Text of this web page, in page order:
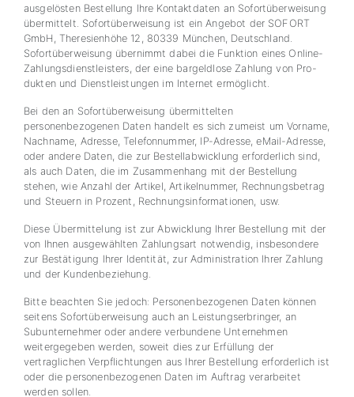
ausgelösten Bestellung Ihre Kontaktdaten an Sofortüberweisung
übermittelt. Sofortüberweisung ist ein Angebot der SOFORT
GmbH, Theresienhöhe 12, 80339 München, Deutschland.
Sofortüberweisung übernimmt dabei die Funktion eines Online-
Zahlungsdienstleisters, der eine bargeldlose Zahlung von Pro-
dukten und Dienstleistungen im Internet ermöglicht.
Bei den an Sofortüberweisung übermittelten
personenbezogenen Daten handelt es sich zumeist um Vorname,
Nachname, Adresse, Telefonnummer, IP-Adresse, eMail-Adresse,
oder andere Daten, die zur Bestellabwicklung erforderlich sind,
als auch Daten, die im Zusammenhang mit der Bestellung
stehen, wie Anzahl der Artikel, Artikelnummer, Rechnungsbetrag
und Steuern in Prozent, Rechnungsinformationen, usw.
Diese Übermittelung ist zur Abwicklung Ihrer Bestellung mit der
von Ihnen ausgewählten Zahlungsart notwendig, insbesondere
zur Bestätigung Ihrer Identität, zur Administration Ihrer Zahlung
und der Kundenbeziehung.
Bitte beachten Sie jedoch: Personenbezogenen Daten können
seitens Sofortüberweisung auch an Leistungserbringer, an
Subunternehmer oder andere verbundene Unternehmen
weitergegeben werden, soweit dies zur Erfüllung der
vertraglichen Verpflichtungen aus Ihrer Bestellung erforderlich ist
oder die personenbezogenen Daten im Auftrag verarbeitet
werden sollen.